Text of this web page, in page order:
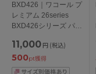
BXD426｜ワコール プ
レミアム 26series
BXD426シリーズ パー
ブラ ブラジャー単品
BCDEFGHIカップ ア
ンダー
11,000 円 (税込)
500pt獲得